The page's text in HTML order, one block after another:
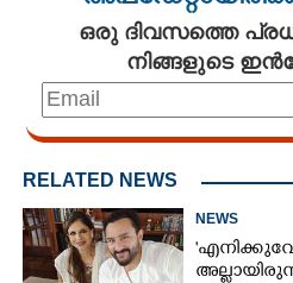
ഒരു ദിവസത്തെ
നിങ്ങളുടെ
RELATED NEWS
NEWS